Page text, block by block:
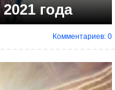
года
Комментариев: 0